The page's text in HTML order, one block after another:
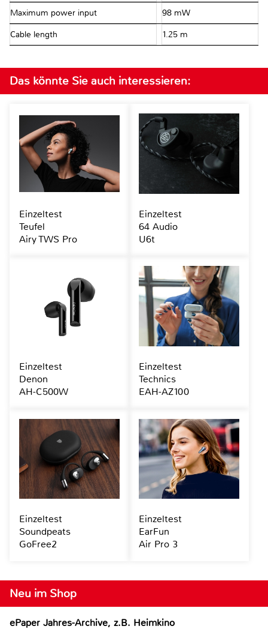
Maximum power input 98 mW
Cable length 1.25 m
Neu im Shop
ePaper Jahres-Archive, z.B. Heimkino
Das könnte Sie auch interessieren:
Einzeltest
Teufel
Airy TWS Pro
Einzeltest
64 Audio
U6t
Einzeltest
Denon
AH-C500W
Einzeltest
Technics
EAH-AZ100
Einzeltest
Soundpeats
GoFree2
Einzeltest
EarFun
Air Pro 3